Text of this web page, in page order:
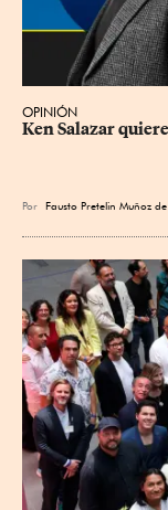
OPINIÓN
Ken Salazar
Por Fausto Pretelin Muñoz